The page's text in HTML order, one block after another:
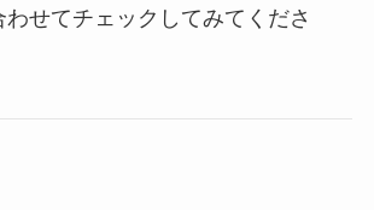
せてチェックしてみてくださ